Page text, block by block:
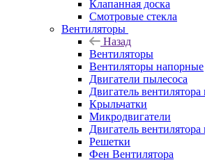
Клапанная доска
Смотровые стекла
Вентиляторы
Назад
Вентиляторы
Вентиляторы напорные
Двигатели пылесоса
Двигатель
Крыльчатки
Микродвигатели
Двигатель
Решетки
Фен Вентилятора